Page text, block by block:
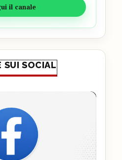
il canale
SUI SOCIAL